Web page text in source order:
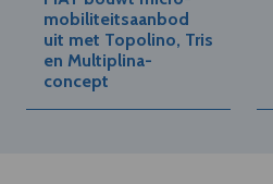
mobiliteitsaanbod
uit met Topolino, Tris
en Multiplina-
concept